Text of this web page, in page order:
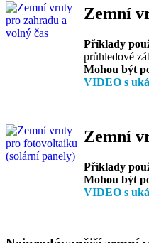
Zemní
Příklady
průhledové
Mohou být
VIDEO s
Zemní
Příklady
Mohou být
VIDEO s